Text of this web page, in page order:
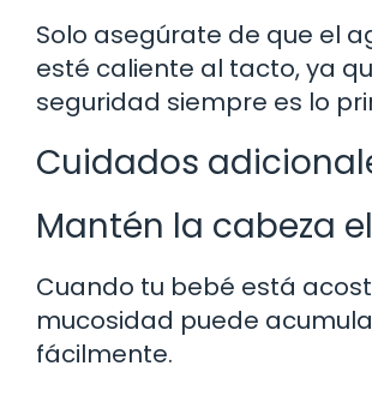
Solo asegúrate de que el
esté caliente al tacto, ya
seguridad siempre es lo
Cuidados
Mantén la cabeza
Cuando tu bebé está
mucosidad puede
fácilmente.